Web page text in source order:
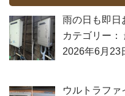
雨の日も即日
カテゴリー：
2026年6月23
ウルトラファ